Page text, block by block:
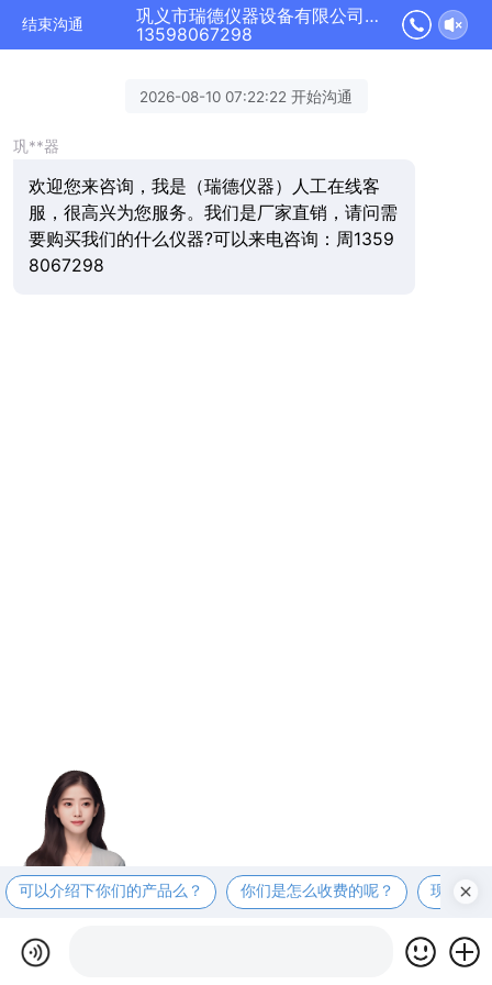
结束沟通
巩义市瑞德仪器设备有限公司正在为您服务
13598067298
2026-08-10 07:22:22 开始沟通
巩**器
欢迎您来咨询，我是（瑞德仪器）人工在线客
服，很高兴为您服务。我们是厂家直销，请问需
要购买我们的什么仪器?可以来电咨询：周1359
8067298
可以介绍下你们的产品么？ 你们是怎么收费的呢？ 现在有